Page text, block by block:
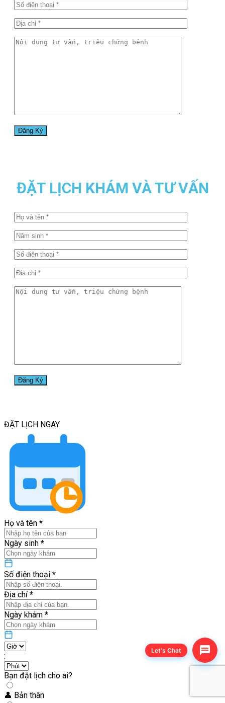
ĐẶT LỊCH KHÁM VÀ TƯ VẤN
ĐẶT LỊCH NGAY
Họ và tên *
Ngày sinh *
Số điện thoại *
Địa chỉ *
Ngày khám *
:
Bạn đặt lịch cho ai?
👤 Bản thân
Let's Chat